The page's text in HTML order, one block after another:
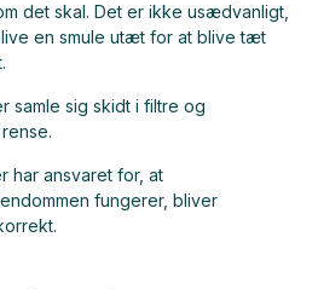
det skal. Det er ikke usædvanligt,
en smule utæt for at blive tæt
samle sig skidt i filtre og
har ansvaret for, at
fungerer, bliver